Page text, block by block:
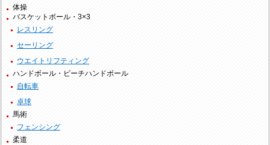
体操
バスケットボール・3×3
レスリング
セーリング
ウエイトリフティング
ハンドボール・ビーチハンドボール
自転車
卓球
馬術
フェンシング
柔道